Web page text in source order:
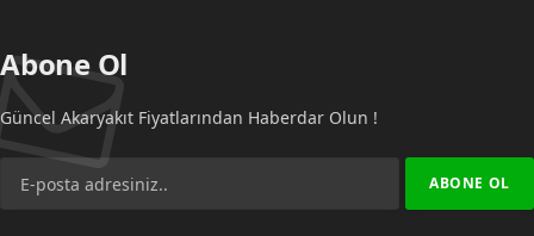
Abone Ol
Güncel Akaryakıt Fiyatlarından Haberdar Olun !